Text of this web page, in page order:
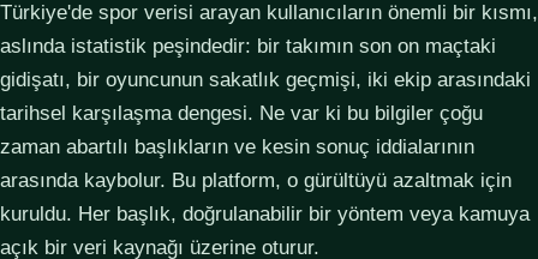
Türkiye'de spor verisi arayan kullanıcıların önemli bir kısmı,
aslında istatistik peşindedir: bir takımın son on maçtaki
gidişatı, bir oyuncunun sakatlık geçmişi, iki ekip arasındaki
tarihsel karşılaşma dengesi. Ne var ki bu bilgiler çoğu
zaman abartılı başlıkların ve kesin sonuç iddialarının
arasında kaybolur. Bu platform, o gürültüyü azaltmak için
kuruldu. Her başlık, doğrulanabilir bir yöntem veya kamuya
açık bir veri kaynağı üzerine oturur.